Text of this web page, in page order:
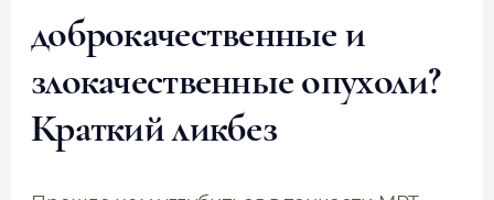
доброкачественные и
злокачественные опухоли?
Краткий ликбез